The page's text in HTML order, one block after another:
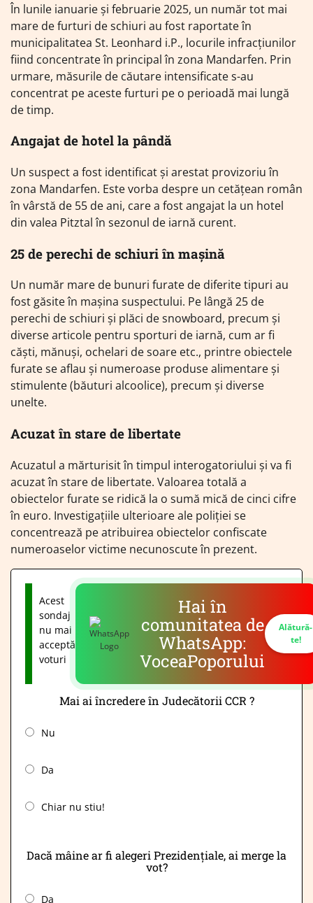
În lunile ianuarie și februarie 2025, un număr tot mai
mare de furturi de schiuri au fost raportate în
municipalitatea St. Leonhard i.P., locurile infracțiunilor
fiind concentrate în principal în zona Mandarfen. Prin
urmare, măsurile de căutare intensificate s-au
concentrat pe aceste furturi pe o perioadă mai lungă
de timp.
Angajat de hotel la pândă
Un suspect a fost identificat și arestat provizoriu în
zona Mandarfen. Este vorba despre un cetățean român
în vârstă de 55 de ani, care a fost angajat la un hotel
din valea Pitztal în sezonul de iarnă curent.
25 de perechi de schiuri în mașină
Un număr mare de bunuri furate de diferite tipuri au
fost găsite în mașina suspectului. Pe lângă 25 de
perechi de schiuri și plăci de snowboard, precum și
diverse articole pentru sporturi de iarnă, cum ar fi
căști, mănuși, ochelari de soare etc., printre obiectele
furate se aflau și numeroase produse alimentare și
stimulente (băuturi alcoolice), precum și diverse
unelte.
Acuzat în stare de libertate
Acuzatul a mărturisit în timpul interogatoriului și va fi
acuzat în stare de libertate. Valoarea totală a
obiectelor furate se ridică la o sumă mică de cinci cifre
în euro. Investigațiile ulterioare ale poliției se
concentrează pe atribuirea obiectelor confiscate
numeroaselor victime necunoscute în prezent.
Acest
sondaj
nu mai
acceptă
voturi
Hai în
comunitatea de
WhatsApp:
VoceaPoporului
Alătură-
te!
Mai ai încredere în Judecătorii CCR ?
Nu
Da
Chiar nu stiu!
Dacă mâine ar fi alegeri Prezidențiale, ai merge la
vot?
Da